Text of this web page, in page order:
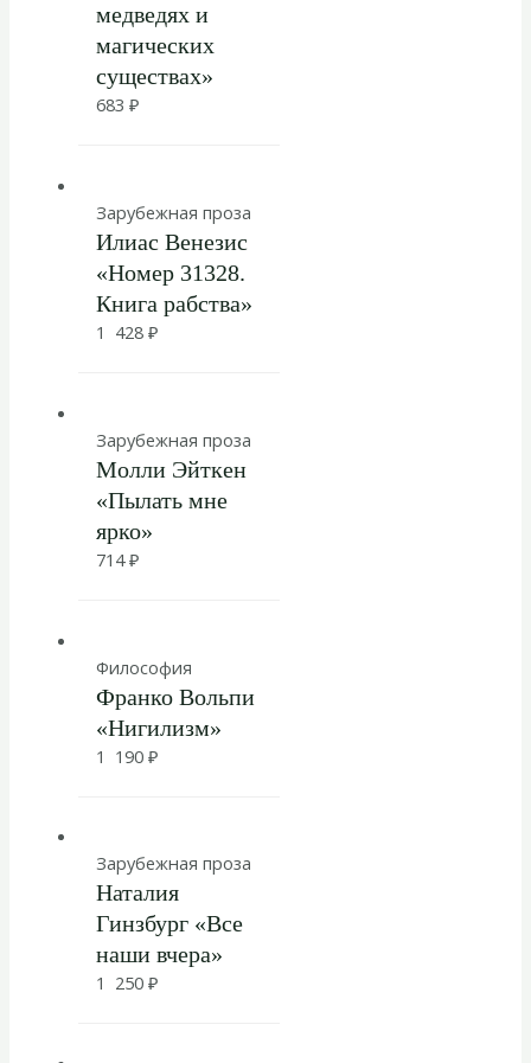
медведях и
магических
существах»
683 ₽
Зарубежная проза
Илиас Венезис
«Номер 31328.
Книга рабства»
1 428 ₽
Зарубежная проза
Молли Эйткен
«Пылать мне
ярко»
714₽
Философия
Франко Вольпи
«Нигилизм»
1 190 ₽
Зарубежная проза
Наталия
Гинзбург «Все
наши вчера»
1 250 ₽